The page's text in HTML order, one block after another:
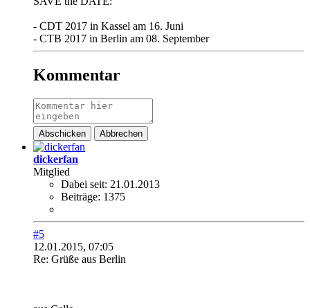
- CDT 2017 in Kassel am 16. Juni
- CTB 2017 in Berlin am 08. September
Kommentar
Abschicken Abbrechen
dickerfan
Mitglied
Dabei seit: 21.01.2013
Beiträge: 1375
#5
12.01.2015, 07:05
Re: Grüße aus Berlin